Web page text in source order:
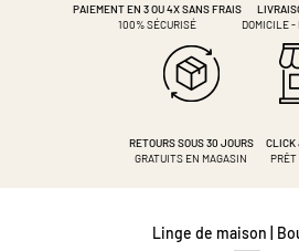
PAIEMENT EN 3 OU 4XSANS FRAIS
100% SÉCURISÉ
DOMICILE
RETOURS SOUS 30 JOURS
GRATUITS EN MAGASIN
CLICK
PRÊT
Linge de maison |